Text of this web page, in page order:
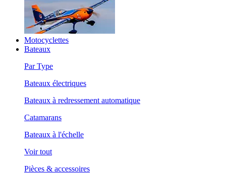
Motocyclettes
Bateaux
Par Type
Bateaux électriques
Bateaux à redressement automatique
Catamarans
Bateaux à l'échelle
Voir tout
Pièces & accessoires